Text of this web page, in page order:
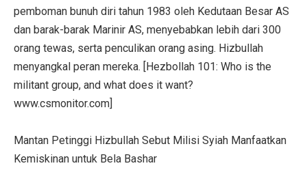
pemboman bunuh diri tahun 1983 oleh Kedutaan Besar AS
dan barak-barak Marinir AS, menyebabkan lebih dari 300
orang tewas, serta penculikan orang asing. Hizbullah
menyangkal peran mereka. [Hezbollah 101: Who is the
militant group, and what does it want?
www.csmonitor.com]
Mantan Petinggi Hizbullah Sebut Milisi Syiah Manfaatkan
Kemiskinan untuk Bela Bashar